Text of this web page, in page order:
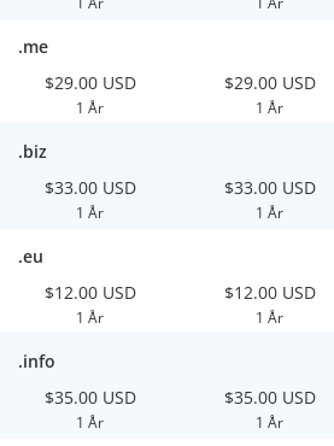
.me
$29.00 USD
1 År
$29.00 USD
1 År
.biz
$33.00 USD
1 År
$33.00 USD
1 År
.eu
$12.00 USD
1 År
$12.00 USD
1 År
.info
$35.00 USD
1 År
$35.00 USD
1 År